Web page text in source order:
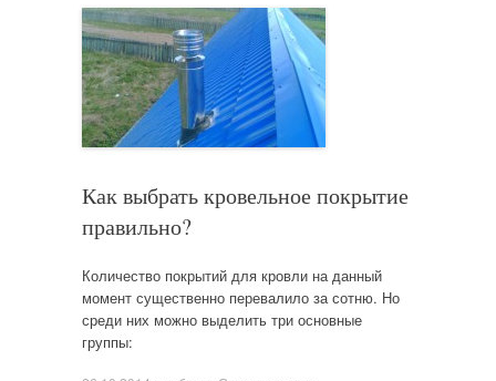
Как выбрать кровельное покрытие
правильно?
Количество покрытий для кровли на данный
момент существенно перевалило за сотню. Но
среди них можно выделить три основные
группы: